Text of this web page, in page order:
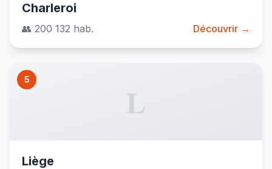
Charleroi
👥 200 132 hab. Découvrir →
5
L
Liège